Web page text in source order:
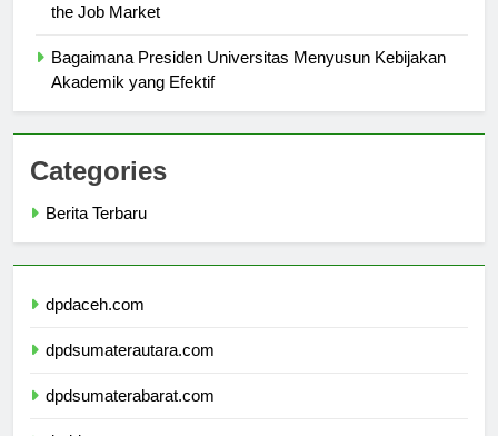
How Universitas PGRI Semarang Prepares Students for
Bagaimana Presiden Universitas Menyusun Kebijakan
Categories